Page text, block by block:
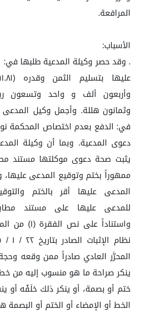
المرافعة.
الأسباب:
. وقد حصر وكيلة المدعية طلبها في:
وأربعون ألف و واحد وتسعون
وثمانون هللة. وأجمل وكيل المدعى
في: الدفع بعدم اختصاص المحكمة
دعوى المدعية. وبما أن وكيلة
يثبت صحة دعوى موكلتها مستند
ممهوراً بختم وتوقيع المدعى عليها،
المدعى عليها أقر بالختم
للمدعى عليها على مستند
المحرَّر العادي صادراً ممن وقعه
ينكر صراحة ما هو منسوب إليه من
ختم أو بصمة، أو ينكر ذلك خلَفُه أو
الخط أو الإمضاء أو الختم أو